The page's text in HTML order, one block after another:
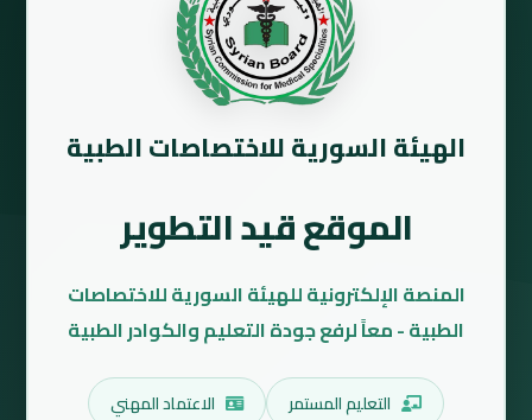
الهيئة السورية للاختصاصات الطبية
الموقع قيد التطوير
المنصة الإلكترونية للهيئة السورية للاختصاصات
الطبية - معاً لرفع جودة التعليم والكوادر الطبية
التعليم المستمر
الاعتماد المهني